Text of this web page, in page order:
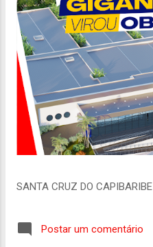
SANTA CRUZ DO CAPIBARIBE
Postar um comentário